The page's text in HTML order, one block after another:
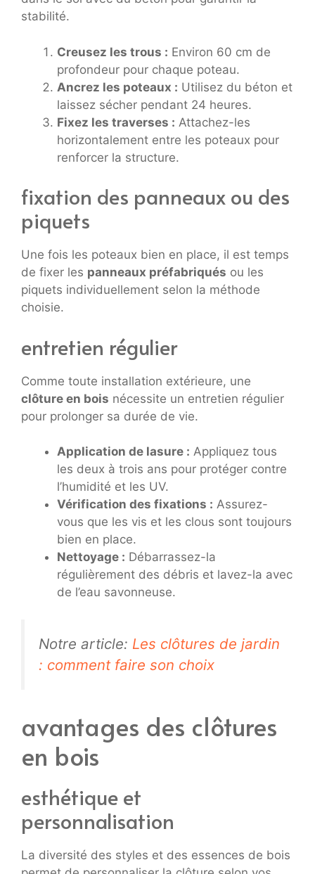
stabilité.
Creusez les trous : Environ 60 cm de
profondeur pour chaque poteau.
Ancrez les poteaux : Utilisez du béton et
laissez sécher pendant 24 heures.
Fixez les traverses : Attachez-les
horizontalement entre les poteaux pour
renforcer la structure.
fixation des panneaux ou des
piquets
Une fois les poteaux bien en place, il est temps
de fixer les panneaux préfabriqués ou les
piquets individuellement selon la méthode
choisie.
entretien régulier
Comme toute installation extérieure, une
clôture en bois nécessite un entretien régulier
pour prolonger sa durée de vie.
Application de lasure : Appliquez tous
les deux à trois ans pour protéger contre
l’humidité et les UV.
Vérification des fixations : Assurez-
vous que les vis et les clous sont toujours
bien en place.
Nettoyage : Débarrassez-la
régulièrement des débris et lavez-la avec
de l’eau savonneuse.
Notre article: Les clôtures de jardin
: comment faire son choix
avantages des clôtures
en bois
esthétique et
personnalisation
La diversité des styles et des essences de bois